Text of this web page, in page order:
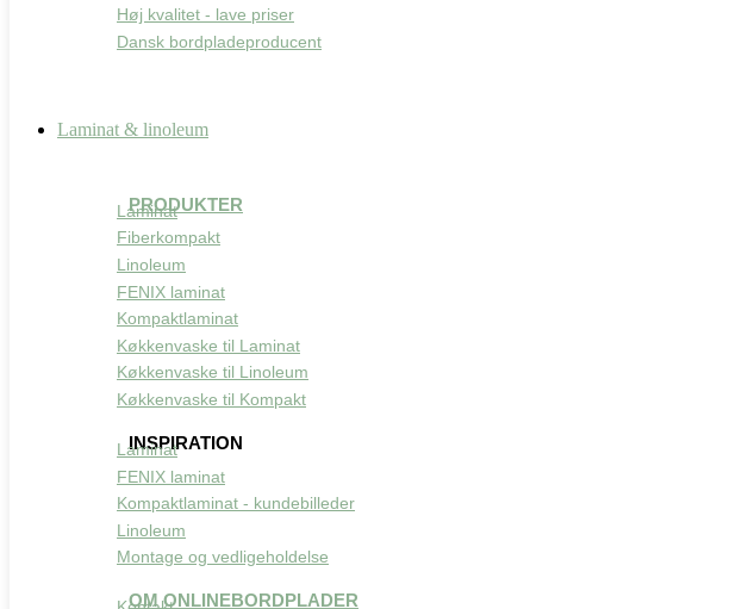
Høj kvalitet - lave priser
Dansk bordpladeproducent
Laminat & linoleum
PRODUKTER
Laminat
Fiberkompakt
Linoleum
FENIX laminat
Kompaktlaminat
Køkkenvaske til Laminat
Køkkenvaske til Linoleum
Køkkenvaske til Kompakt
INSPIRATION
Laminat
FENIX laminat
Kompaktlaminat - kundebilleder
Linoleum
Montage og vedligeholdelse
OM ONLINEBORDPLADER
udelukkende på overfladen, hvor det nemt fjernes ved almindelig rengøring.